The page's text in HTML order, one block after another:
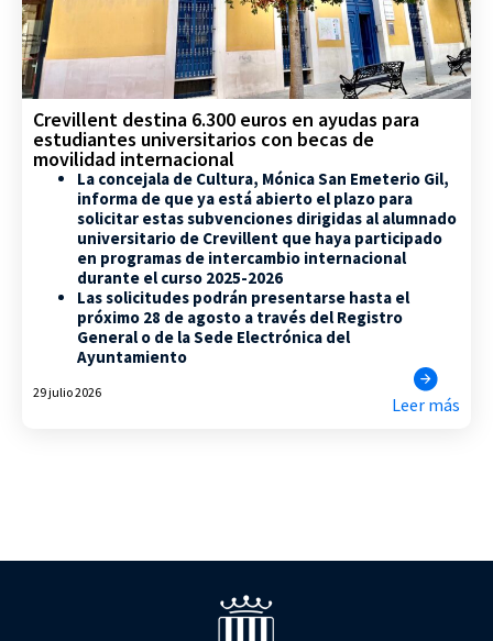
Crevillent destina 6.300 euros en ayudas para
estudiantes universitarios con becas de
movilidad internacional
La concejala de Cultura, Mónica San Emeterio Gil,
informa de que ya está abierto el plazo para
solicitar estas subvenciones dirigidas al alumnado
universitario de Crevillent que haya participado
en programas de intercambio internacional
durante el curso 2025-2026
Las solicitudes podrán presentarse hasta el
próximo 28 de agosto a través del Registro
General o de la Sede Electrónica del
Ayuntamiento
29 julio 2026
Leer más